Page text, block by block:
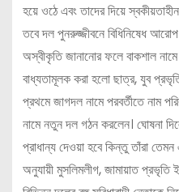
হয়ে ওঠে এবং তাদের দিয়ে
তবে দল পুনরুজ্জীবনে বিধিনিষেধ
অস্বীকৃতি জানানোর ফলে বাকশাল
বাধ্যতামূলক করা হলো ছাত্র, যুব
প্রথমে জাগদল নামে পরবর্তীতে নাম
নামে নতুন দল গঠন করলেন। ঘোষনা
প্রাধান্য দেওয়া হবে কিন্তু তাঁরা
অনুযায়ী মুসলিমলীগ, জামায়াত প্রভৃতি